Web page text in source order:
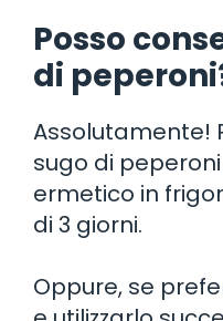
Posso
di
Assolutamente!
sugo di
ermetico in
di 3 giorni.
Oppure, se